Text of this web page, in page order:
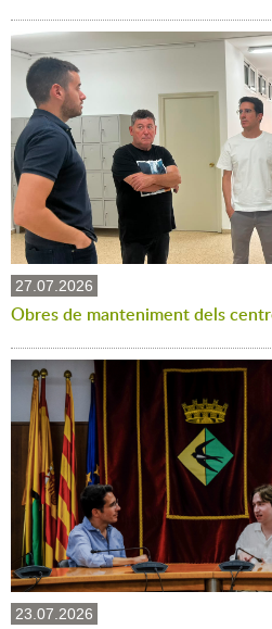
27.07.2026
Obres de manteniment dels
23.07.2026